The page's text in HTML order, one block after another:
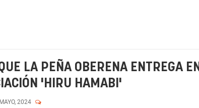
LA PEÑA OBERENA ENTREGA EN
'HIRU HAMABI'
2024